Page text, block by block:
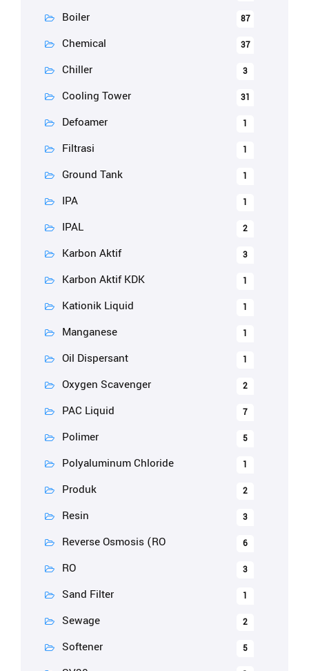
Boiler 87
Chemical 37
Chiller 3
Cooling Tower 31
Defoamer 1
Filtrasi 1
Ground Tank 1
IPA 1
IPAL 2
Karbon Aktif 3
Karbon Aktif KDK 1
Kationik Liquid 1
Manganese 1
Oil Dispersant 1
Oxygen Scavenger 2
PAC Liquid 7
Polimer 5
Polyaluminum Chloride 1
Produk 2
Resin 3
Reverse Osmosis (RO 6
RO 3
Sand Filter 1
Sewage 2
Softener 5